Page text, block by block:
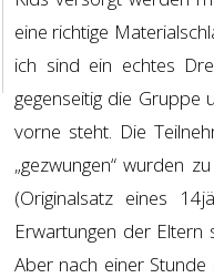
Facebook
Twitter
eine richtige
ich sind ein echtes
gegenseitig die Gruppe
vorne steht. Die
„gezwungen“ wurden
(Originalsatz eines
Erwartungen der
Aber nach einer